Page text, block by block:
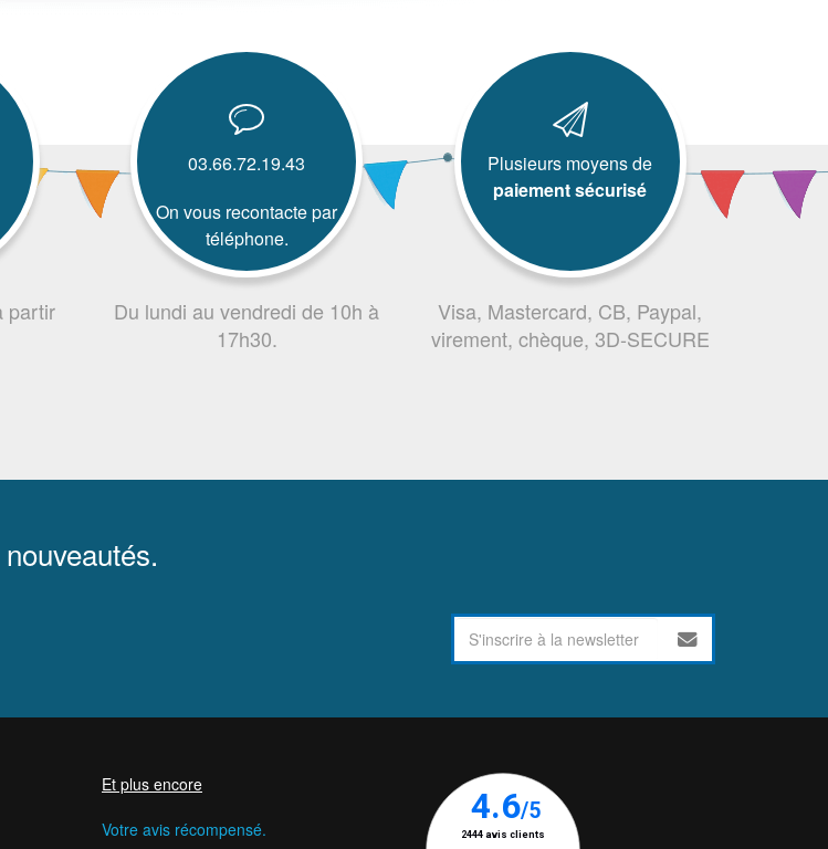
partir
03.66.72.19.43
On vous recontacte par
téléphone.
Du lundi au vendredi de 10h à
17h30.
Plusieurs moyens de
paiement sécurisé
Visa, Mastercard, CB, Paypal,
virement, chèque, 3D-SECURE
Et plus encore
Votre avis récompensé.